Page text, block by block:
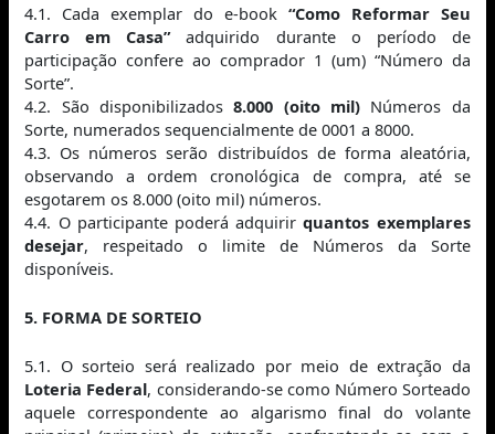
4.1. Cada exemplar do e‑book “Como Reformar Seu
Carro em Casa”adquirido durante o período de
participação confere ao comprador 1 (um) “Número da
Sorte”.
4.2. São disponibilizados8.000 (oito mil)Números da
Sorte, numerados sequencialmente de 0001 a 8000.
4.3. Os números serão distribuídos de forma aleatória,
observando a ordem cronológica de compra, até se
esgotarem os 8.000 (oito mil) números.
4.4. O participante poderá adquirirquantos exemplares
desejar, respeitado o limite de Números da Sorte
disponíveis.
5. FORMA DE SORTEIO
5.1. O sorteio será realizado por meio de extração da
Loteria Federal, considerando-se como Número Sorteado
aquele correspondente ao algarismo final do volante